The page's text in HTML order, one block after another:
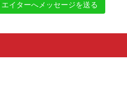
イターへメッセージを送る